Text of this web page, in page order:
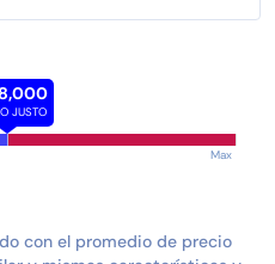
JUSTO
Max
con el promedio de precio